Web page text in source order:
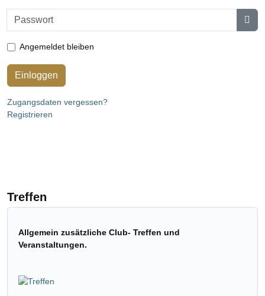
Passwort
Angemeldet bleiben
Einloggen
Zugangsdaten vergessen?
Registrieren
Treffen
Allgemein zusätzliche Club- Treffen und
Veranstaltungen.